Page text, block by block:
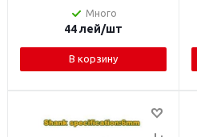
Много
44лей/шт
В корзину